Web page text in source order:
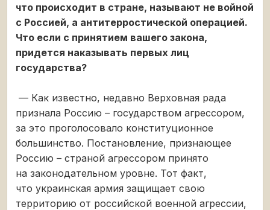
что происходит в стране, называют не войной
с Россией, а антитерростической операцией.
Что если с принятием вашего закона,
придется наказывать первых лиц
государства?
— Как известно, недавно Верховная рада
признала Россию – государством агрессором,
за это проголосовало конституционное
большинство. Постановление, признающее
Россию – страной агрессором принято
на законодательном уровне. Тот факт,
что украинская армия защищает свою
территорию от российской военной агрессии,